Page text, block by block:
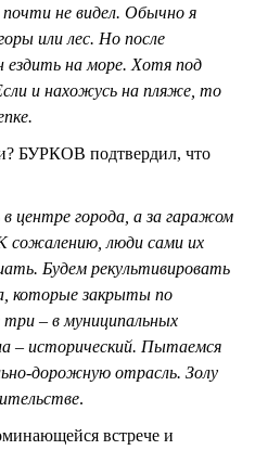
не видел. Обычно я
или лес. Но после
ездить на море. Хотя под
и нахожусь на пляже, то
БУРКОВ подтвердил, что
центре города, а за гаражом
сожалению, люди сами их
Будем рекультивировать
которые закрыты по
– в муниципальных
– исторический. Пытаемся
дорожную отрасль. Золу
.
встрече и